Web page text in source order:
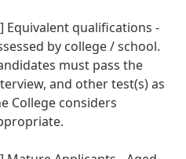
Equivalent qualifications -
by college / school.
must pass the
and other test(s) as
College considers